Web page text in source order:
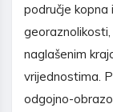
područje kopna
naglašenim
vrijednostima.
odgojno-